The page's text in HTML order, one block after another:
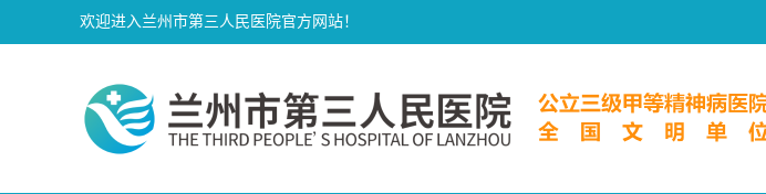
欢迎进入兰州市第三人民医院官方网站！